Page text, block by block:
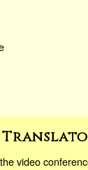
video